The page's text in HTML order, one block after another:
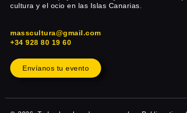
cultura y el ocio en las Islas Canarias.
masscultura@gmail.com
+34 928 80 19 60
Envíanos tu evento